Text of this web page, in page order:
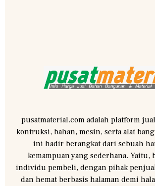
pusatmaterial.com adalah platform
kontruksi, bahan, mesin, serta alat
ini hadir berangkat dari sebuah
kemampuan yang sederhana. Yaitu,
individu pembeli, dengan pihak
dan hemat berbasis halaman demi